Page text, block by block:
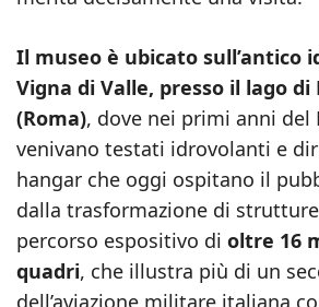
Il museo è ubicato sull’antico
Vigna di Valle, presso il lago di
(Roma), dove nei primi anni del
venivano testati idrovolanti e
hangar che oggi ospitano il
dalla trasformazione di
percorso espositivo di oltre 16
quadri, che illustra più di un
dell’aviazione militare italiana